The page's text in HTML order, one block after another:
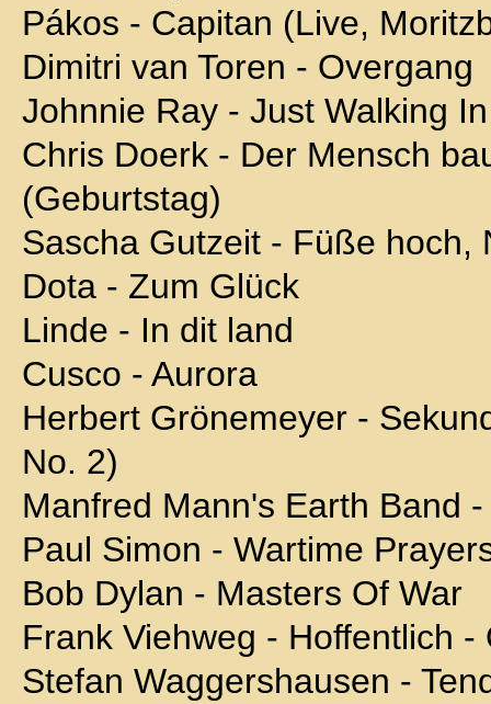
Pákos - Capitan (Live,
Dimitri van Toren - Overgang
Johnnie Ray - Just Walking
Chris Doerk - Der Mensch
(Geburtstag)
Sascha Gutzeit - Füße hoch,
Dota - Zum Glück
Linde - In dit land
Cusco - Aurora
Herbert Grönemeyer -
No. 2)
Manfred Mann's Earth Band
Paul Simon - Wartime
Bob Dylan - Masters Of War
Frank Viehweg - Hoffentlich -
Stefan Waggershausen -